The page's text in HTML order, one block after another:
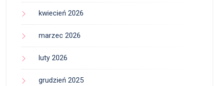
kwiecień 2026
marzec 2026
luty 2026
grudzień 2025